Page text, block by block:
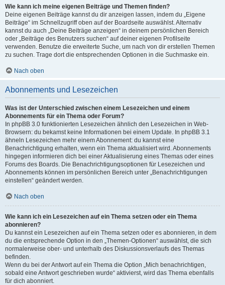
Wie kann ich meine eigenen Beiträge und Themen finden?
Deine eigenen Beiträge kannst du dir anzeigen lassen, indem du „Eigene
Beiträge“ im Schnellzugriff oben auf der Boardseite auswählst. Alternativ
kannst du auch „Deine Beiträge anzeigen“ in deinem persönlichen Bereich
oder „Beiträge des Benutzers suchen“ auf deiner eigenen Profilseite
verwenden. Benutze die erweiterte Suche, um nach von dir erstellen Themen
zu suchen. Trage dort die entsprechenden Optionen in die Suchmaske ein.
Nach oben
Abonnements und Lesezeichen
Was ist der Unterschied zwischen einem Lesezeichen und einem
Abonnements für ein Thema oder Forum?
In phpBB 3.0 funktionierten Lesezeichen ähnlich den Lesezeichen in Web-
Browsern: du bekamst keine Informationen bei einem Update. In phpBB 3.1
ähneln Lesezeichen mehr einem Abonnement: du kannst eine
Benachrichtigung erhalten, wenn ein Thema aktualisiert wird. Abonnements
hingegen informieren dich bei einer Aktualisierung eines Themas oder eines
Forums des Boards. Die Benachrichtigungsoptionen für Lesezeichen und
Abonnements können im persönlichen Bereich unter „Benachrichtigungen
einstellen“ geändert werden.
Nach oben
Wie kann ich ein Lesezeichen auf ein Thema setzen oder ein Thema
abonnieren?
Du kannst ein Lesezeichen auf ein Thema setzen oder es abonnieren, in dem
du die entsprechende Option in den „Themen-Optionen“ auswählst, die sich
normalerweise ober- und unterhalb des Diskussionsverlaufs des Themas
befinden.
Wenn du bei der Antwort auf ein Thema die Option „Mich benachrichtigen,
sobald eine Antwort geschrieben wurde“ aktivierst, wird das Thema ebenfalls
für dich abonniert.